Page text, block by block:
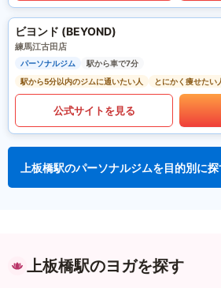
ビヨンド (BEYOND)
練馬江古田店
パーソナルジム
駅から車で7分
駅から5分以内のジムに通いたい人
とにかく痩せたい
公式サイトを見る
上板橋駅のパーソナルジムを目的別に
上板橋駅のヨガを探す